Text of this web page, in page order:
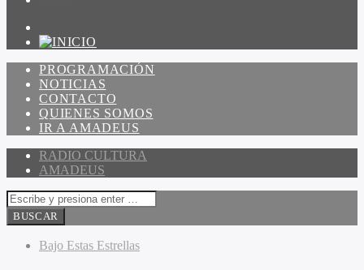
PROGRAMACIÓN
NOTICIAS
CONTACTO
QUIENES SOMOS
IR A AMADEUS
RADIO CULTURA
AMADEUS
Bajo Estas Estrellas